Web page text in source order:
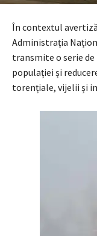
În contextul
Administrația
transmite o serie
populației și
torențiale, vijelii și